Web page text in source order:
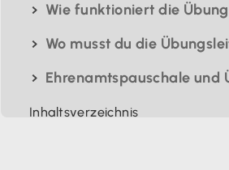
Wie funktioniert die
Wo musst du die
Ehrenamtspauschale und
Inhaltsverzeichnis